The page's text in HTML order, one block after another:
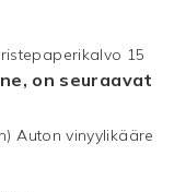
on seuraavat
Auton vinyylikääre